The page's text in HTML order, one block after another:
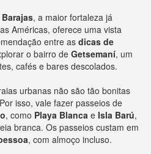
, a maior fortaleza já
Américas, oferece uma vista
entre as dicas de
o bairro deGetsemaní, um
cafés e bares descolados.
urbanas não são tão bonitas
isso, vale fazer passeios de
, como Playa Blanca e Isla Barú,
branca. Os passeios custam em
, com almoço incluso.